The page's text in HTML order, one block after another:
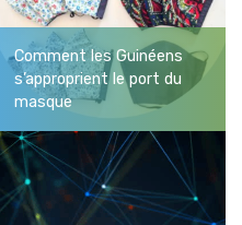
Comment les Guinéens
s’approprient le port du
masque